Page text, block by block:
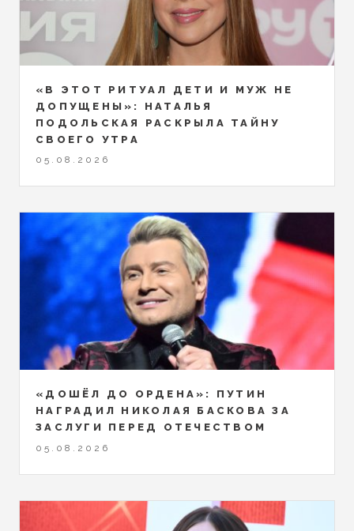
«В ЭТОТ РИТУАЛ ДЕТИ И МУЖ НЕ
ДОПУЩЕНЫ»: НАТАЛЬЯ
ПОДОЛЬСКАЯ РАСКРЫЛА ТАЙНУ
СВОЕГО УТРА
05.08.2026
«ДОШЁЛ ДО ОРДЕНА»: ПУТИН
НАГРАДИЛ НИКОЛАЯ БАСКОВА ЗА
ЗАСЛУГИ ПЕРЕД ОТЕЧЕСТВОМ
05.08.2026